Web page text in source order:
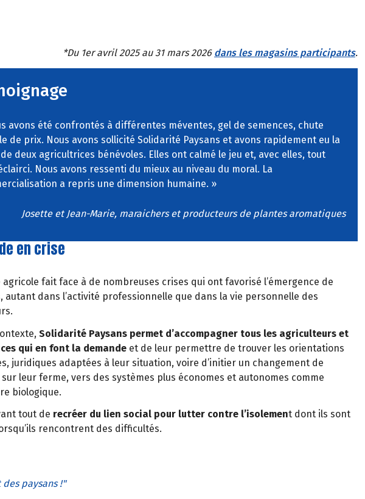
*Du 1er avril 2025 au 31 mars 2026 dans les magasins participants.
avons été confrontés à différentes méventes, gel de semences, chute
de prix. Nous avons sollicité Solidarité Paysans et avons rapidement eu la
deux agricultrices bénévoles. Elles ont calmé le jeu et, avec elles, tout
Nous avons ressenti du mieux au niveau du moral. La
a repris une dimension humaine. »
Josette et Jean-Marie, maraichers et producteurs de plantes aromatiques
en crise
agricole fait face à de nombreuses crises qui ont favorisé l’émergence de
autant dans l’activité professionnelle que dans la vie personnelle des
Solidarité Paysans permet d’accompagner tous les agriculteurs et
qui en font la demande et de leur permettre de trouver les orientations
juridiques adaptées à leur situation, voire d’initier un changement de
leur ferme, vers des systèmes plus économes et autonomes comme
biologique.
tout de recréer du lien social pour lutter contre l’isolement dont ils sont
rencontrent des difficultés.
paysans !"